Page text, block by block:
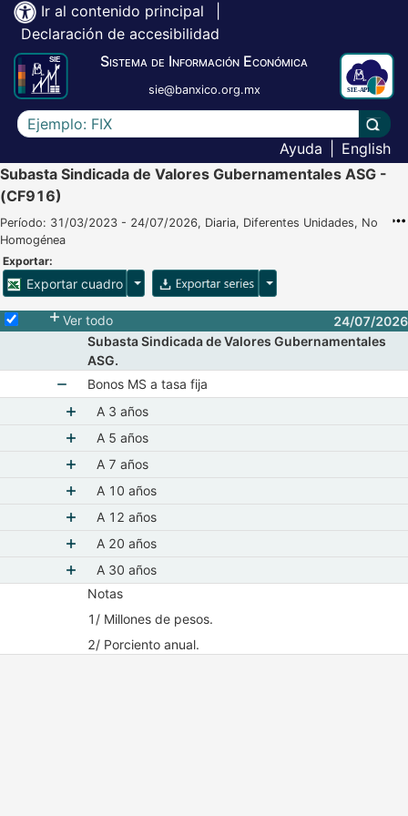
Ir al contenido principal
Declaración de accesibilidad
Sistema de Información Económica
sie@banxico.org.mx
Escriba el texto a buscar
Ayuda
English
Subasta Sindicada de Valores Gubernamentales ASG -
(CF916)
Período: 31/03/2023 - 24/07/2026, Diaria, Diferentes Unidades, No
Homogénea
Exportar:
Exportar cuadro Opciones para exportar cuadroOpciones para exportar
Selecciona o desmarca todas las series
Ver todo
24/07/2026
Subasta Sindicada de Valores Gubernamentales
ASG.
Mostrar elementos de Bonos MS a tasa fija
Bonos MS a tasa fija
Mostrar elementos de A 3 años
A 3 años
Mostrar elementos de A 5 años
A 5 años
Mostrar elementos de A 7 años
A 7 años
Mostrar elementos de A 10 años
A 10 años
Mostrar elementos de A 12 años
A 12 años
Mostrar elementos de A 20 años
A 20 años
Mostrar elementos de A 30 años
A 30 años
Notas
1/ Millones de pesos.
2/ Porciento anual.